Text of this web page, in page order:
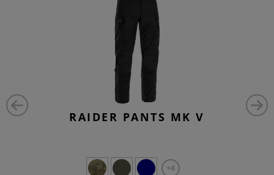
RAIDER PANTS MK V
+4